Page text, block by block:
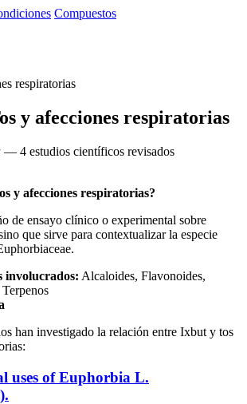
Compuestos
respiratorias
y afecciones respiratorias
— 4 estudios científicos revisados
y afecciones respiratorias?
de ensayo clínico o experimental sobre
que sirve para contextualizar la especie
involucrados: Alcaloides, Flavonoides,
han investigado la relación entre Ixbut y tos
uses of Euphorbia L.